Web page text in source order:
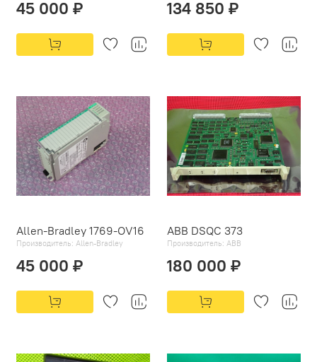
45 000 ₽ 134 850 ₽
Allen-Bradley 1769-OV16
Производитель: Allen-Bradley
45 000 ₽
ABB DSQC 373
Производитель: ABB
180 000 ₽